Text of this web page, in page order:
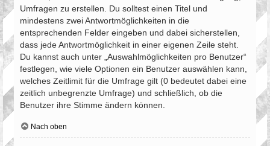
Umfragen zu erstellen. Du solltest einen Titel und
mindestens zwei Antwortmöglichkeiten in die
entsprechenden Felder eingeben und dabei sicherstellen,
dass jede Antwortmöglichkeit in einer eigenen Zeile steht.
Du kannst auch unter „Auswahlmöglichkeiten pro Benutzer“
festlegen, wie viele Optionen ein Benutzer auswählen kann,
welches Zeitlimit für die Umfrage gilt (0 bedeutet dabei eine
zeitlich unbegrenzte Umfrage) und schließlich, ob die
Benutzer ihre Stimme ändern können.
Nach oben